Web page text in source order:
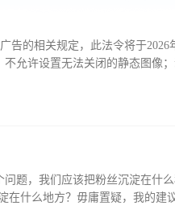
告的相关规定，此法令将于2026
允许设置无法关闭的静态图像
布方和分发方收到文化、体育和
题，我们应该把粉丝沉淀在什么
在什么地方？毋庸置疑，我的建